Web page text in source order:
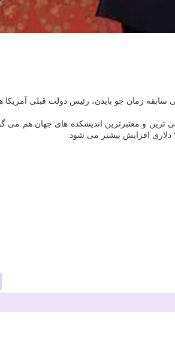
زمان جو بایدن، رئیس دولت قبلی
و معتبرترین اندیشکده های جهان هم می